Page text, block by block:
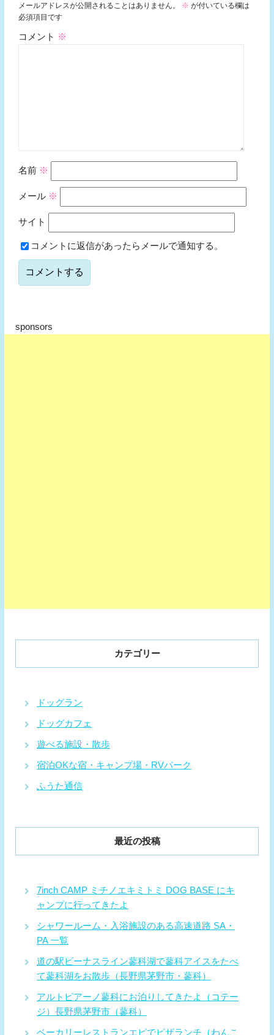
メールアドレスが公開されることはありません。 ※ が付いている欄は
必須項目です
コメント ※
名前 ※
メール ※
サイト
コメントに返信があったらメールで通知する。
sponsors
カテゴリー
ドッグラン
ドッグカフェ
遊べる施設・散歩
宿泊OKな宿・キャンプ場・RVパーク
ふうた通信
最近の投稿
7inch CAMP ミチノエキミトミ DOG BASE にキ
ャンプに行ってきたよ
シャワールーム・入浴施設のある高速道路 SA・
PA 一覧
道の駅ビーナスライン蓼科湖で蓼科アイスをたべ
て蓼科湖をお散歩（長野県茅野市・蓼科）
アルトピアーノ蓼科にお泊りしてきたよ（コテー
ジ）長野県茅野市（蓼科）
ベーカリーレストランエピでピザランチ（わんこ